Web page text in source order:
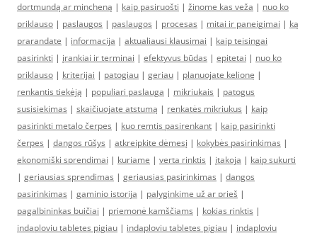
dortmundą ar mincheną | kaip pasiruošti | žinome kas veža | nuo ko
priklauso | paslaugos | paslaugos | procesas | mitai ir paneigimai | ką
prarandate | informacija | aktualiausi klausimai | kaip teisingai
pasirinkti | įrankiai ir terminai | efektyvus būdas | epitetai | nuo ko
priklauso | kriterijai | patogiau | geriau | planuojate kelionę |
renkantis tiekėją | populiari paslauga | mikriukais | patogus
susisiekimas | skaičiuojate atstumą | renkatės mikriukus | kaip
pasirinkti metalo čerpes | kuo remtis pasirenkant | kaip pasirinkti
čerpes | dangos rūšys | atkreipkite dėmesį | kokybės pasirinkimas |
ekonomiški sprendimai | kuriame | verta rinktis | įtakoja | kaip sukurti
| geriausias sprendimas | geriausias pasirinkimas | dangos
pasirinkimas | gaminio istorija | palyginkime už ar prieš |
pagalbininkas buičiai | priemonė kamščiams | kokias rinktis |
indaploviu tabletes pigiau | indaploviu tabletes pigiau | indaploviu